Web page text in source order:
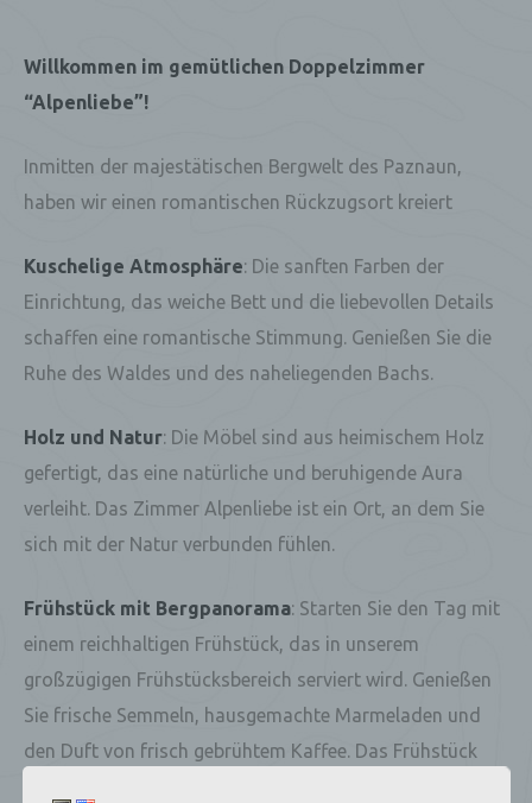
Willkommen im gemütlichen Doppelzimmer
“Alpenliebe”!
Inmitten der majestätischen Bergwelt des Paznaun,
haben wir einen romantischen Rückzugsort kreiert
Kuschelige Atmosphäre: Die sanften Farben der
Einrichtung, das weiche Bett und die liebevollen Details
schaffen eine romantische Stimmung. Genießen Sie die
Ruhe des Waldes und des naheliegenden Bachs.
Holz und Natur: Die Möbel sind aus heimischem Holz
gefertigt, das eine natürliche und beruhigende Aura
verleiht. Das Zimmer Alpenliebe ist ein Ort, an dem Sie
sich mit der Natur verbunden fühlen.
Frühstück mit Bergpanorama: Starten Sie den Tag mit
einem reichhaltigen Frühstück, das in unserem
großzügigen Frühstücksbereich serviert wird. Genießen
Sie frische Semmeln, hausgemachte Marmeladen und
den Duft von frisch gebrühtem Kaffee. Das Frühstück